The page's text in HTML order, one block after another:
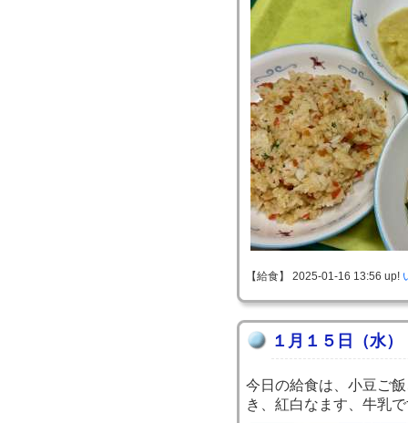
【給食】 2025-01-16 13:56 up!
１月１５日（水）
今日の給食は、小豆ご
き、紅白なます、牛乳